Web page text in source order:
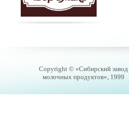
Copyright © «Сибирский завод
молочных продуктов», 1999